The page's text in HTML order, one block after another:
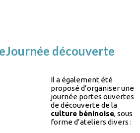
Journée découverte
Il a également été
proposé d’organiser une
journée portes ouvertes
de découverte de la
culture béninoise, sous
forme d’ateliers divers :